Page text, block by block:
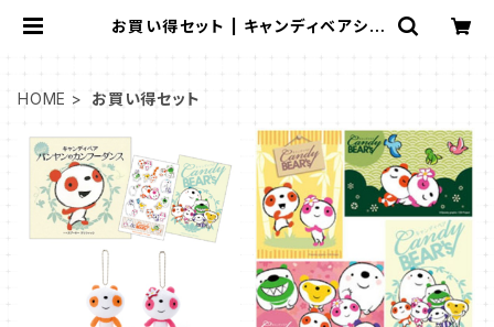
お買い得セット | キャンディベアショ
HOME お買い得セット